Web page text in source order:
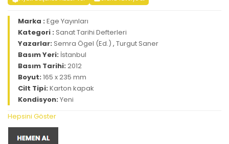
Marka :Ege Yayınları
Kategori :Sanat Tarihi Defterleri
Yazarlar:Semra Ögel (Ed.) , Turgut Saner
Basım Yeri: İstanbul
Basım Tarihi:2012
Boyut:165 x 235 mm
Cilt Tipi:Karton kapak
Kondisyon:Yeni
Hepsini Göster